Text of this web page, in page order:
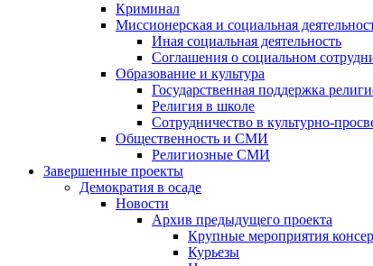
Криминал
Миссионерская и социальная
Иная социальная деятельность
Соглашения о социальном
Образование и культура
Государственная поддержка
Религия в школе
Сотрудничество в культурно-
Общественность и СМИ
Религиозные СМИ
Завершенные проекты
Демократия в осаде
Новости
Архив предыдущего проекта
Крупные мероприятия
Курьезы